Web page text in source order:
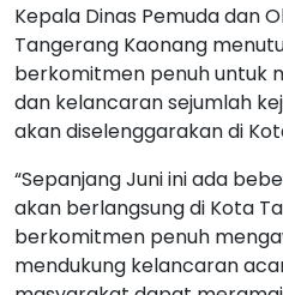
Kepala Dinas Pemuda dan
Tangerang Kaonang
berkomitmen penuh untuk
dan kelancaran sejumlah
akan diselenggarakan di
“Sepanjang Juni ini ada
akan berlangsung di Kota
berkomitmen penuh
mendukung kelancaran